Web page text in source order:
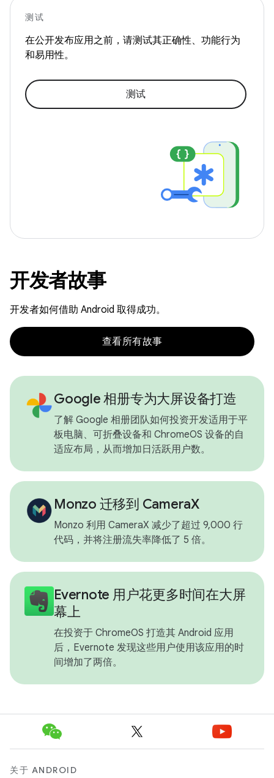
测试
在公开发布应用之前，请测试其正确性、功能行为
和易用性。
测试
开发者故事
开发者如何借助 Android 取得成功。
查看所有故事
Google 相册专为大屏设备打造
了解 Google 相册团队如何投资开发适用于平
板电脑、可折叠设备和 ChromeOS 设备的自
适应布局，从而增加日活跃用户数。
Monzo 迁移到 CameraX
Monzo 利用 CameraX 减少了超过 9,000 行
代码，并将注册流失率降低了 5 倍。
Evernote 用户花更多时间在大屏
幕上
在投资于 ChromeOS 打造其 Android 应用
后，Evernote 发现这些用户使用该应用的时
间增加了两倍。
关于 ANDROID